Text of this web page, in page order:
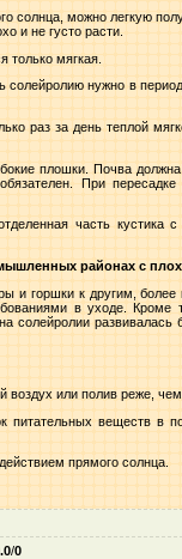
солнца, можно легкую
и не густо расти.
мягкая.
нужно в
раз за день теплой
плошки. Почва
При
часть кустика
районах с
и горшки к другим,
в уходе. Кроме
солейролии
или полив реже, чем
питательных веществ в
прямого солнца.
/0